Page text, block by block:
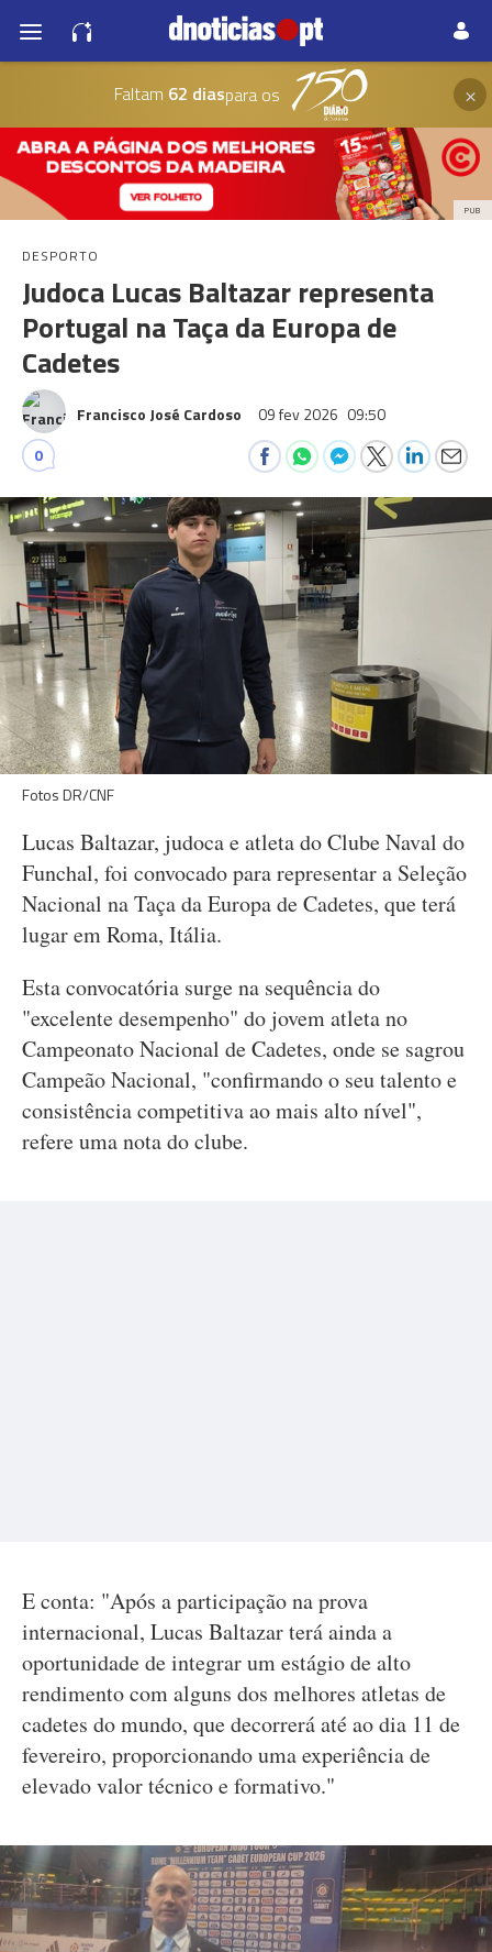
Faltam 62 diaspara os ×
PUB
DESPORTO
Judoca Lucas Baltazar representa
Portugal na Taça da Europa de
Cadetes
Francisco José Cardoso 09 fev 2026 09:50
0
Fotos DR/CNF
Lucas Baltazar, judoca e atleta do Clube Naval do
Funchal, foi convocado para representar a Seleção
Nacional na Taça da Europa de Cadetes, que terá
lugar em Roma, Itália.
Esta convocatória surge na sequência do
"excelente desempenho" do jovem atleta no
Campeonato Nacional de Cadetes, onde se sagrou
Campeão Nacional, "confirmando o seu talento e
consistência competitiva ao mais alto nível",
refere uma nota do clube.
E conta: "Após a participação na prova
internacional, Lucas Baltazar terá ainda a
oportunidade de integrar um estágio de alto
rendimento com alguns dos melhores atletas de
cadetes do mundo, que decorrerá até ao dia 11 de
fevereiro, proporcionando uma experiência de
elevado valor técnico e formativo."